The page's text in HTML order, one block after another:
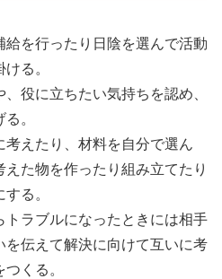
給を行ったり日陰を選んで活動
る。
役に立ちたい気持ちを認め、
。
考えたり、材料を自分で選ん
た物を作ったり組み立てたり
る。
トラブルになったときには相手
伝えて解決に向けて互いに考
くる。